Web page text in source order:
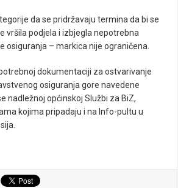
da se pridržavaju termina da bi se
vršila podjela i izbjegla nepotrebna
osiguranja – markica nije ograničena.
dokumentaciji za ostvarivanje
osiguranja gore navedene
nadležnoj općinskoj Službi za BiZ,
kojima pripadaju i na Info-pultu u